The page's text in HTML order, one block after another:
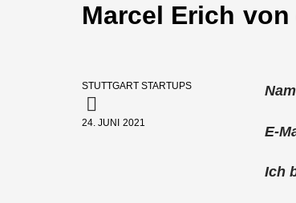
Marcel Erich
STUTTGART STARTUPS
24. JUNI 2021
E-
Ich